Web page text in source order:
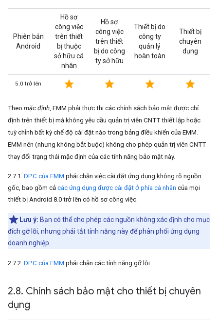
Phiên bản
Android
Hồ sơ
công việc
trên thiết
bị thuộc
sở hữu cá
nhân
Hồ sơ
công việc
trên thiết
bị do công
ty sở hữu
Thiết bị do
công ty
quản lý
hoàn toàn
Thiết bị
chuyên
dụng
5.0 trở lên star star star star
Theo mặc định, EMM phải thực thi các chính sách bảo mật được chỉ
định trên thiết bị mà không yêu cầu quản trị viên CNTT thiết lập hoặc
tuỳ chỉnh bất kỳ chế độ cài đặt nào trong bảng điều khiển của EMM.
EMM nên (nhưng không bắt buộc) không cho phép quản trị viên CNTT
thay đổi trạng thái mặc định của các tính năng bảo mật này.
2.7.1. DPC của EMM phải chặn việc cài đặt ứng dụng không rõ nguồn
gốc, bao gồm cả các ứng dụng được cài đặt ở phía cá nhân của mọi
thiết bị Android 8.0 trở lên có hồ sơ công việc.
Lưu ý: Bạn có thể cho phép các nguồn không xác định cho mục
đích gỡ lỗi, nhưng phải tắt tính năng này để phân phối ứng dụng
doanh nghiệp.
2.7.2. DPC của EMM phải chặn các tính năng gỡ lỗi.
2.8. Chính sách bảo mật cho thiết bị chuyên
dụng